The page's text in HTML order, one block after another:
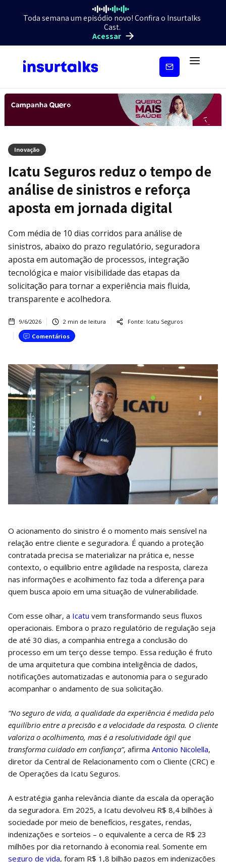
Toda semana um episódio novo! Confira o Insurtalks
Cast.
Acessar
Inscreva-
Inovação
Icatu Seguros reduz o tempo de
análise de sinistros e reforça
aposta em jornada digital
Com média de 10 dias corridos para análise de
sinistros, abaixo do prazo regulatório, seguradora
aposta em automação de processos, integração
tecnológica e maior visibilidade das etapas da
solicitação para tornar a experiência mais fluida,
transparente e acolhedora.
9/6/2026 2 min de leitura Fonte: Icatu Seguros
Comentários
O acionamento do sinistro é o momento mais sensível na
relação entre cliente e seguradora. É quando a proteção
contratada precisa se materializar na prática e, nesse
contexto, o equilíbrio entre agilidade na resposta, clareza
nas informações e acolhimento faz toda a diferença para
quem busca apoio em uma situação de vulnerabilidade.
Com esse olhar, a Icatu vem transformando seus fluxos
operacionais. Embora o prazo regulatório de regulação seja
de até 30 dias, a companhia entrega a conclusão do
processo em um terço desse tempo. Essa redução é fruto
de uma arquitetura que combina inteligência de dados,
notificações automatizadas e autonomia para o segurado
acompanhar o andamento de sua solicitação.
“No seguro de vida, a qualidade da experiência é medida pelo
equilíbrio entre a precisão e a velocidade da resposta. O cliente
valoriza o acolhimento, mas é a resolutividade ágil que
transforma cuidado em confiança”, afirma Antonio Nicolella,
diretor da Central de Relacionamento com o Cliente (CRC) e
de Operações da Icatu Seguros.
A estratégia ganha relevância diante da escala da operação
da seguradora. Em 2025, a Icatu devolveu R$ 8,4 bilhões à
sociedade por meio de benefícios, resgates, rendas,
indenizações e sorteios – o equivalente a cerca de R$ 23
milhões por dia retornando à economia real. Somente em
seguro de vida, foram R$ 1,8 bilhão pagos em indenizações